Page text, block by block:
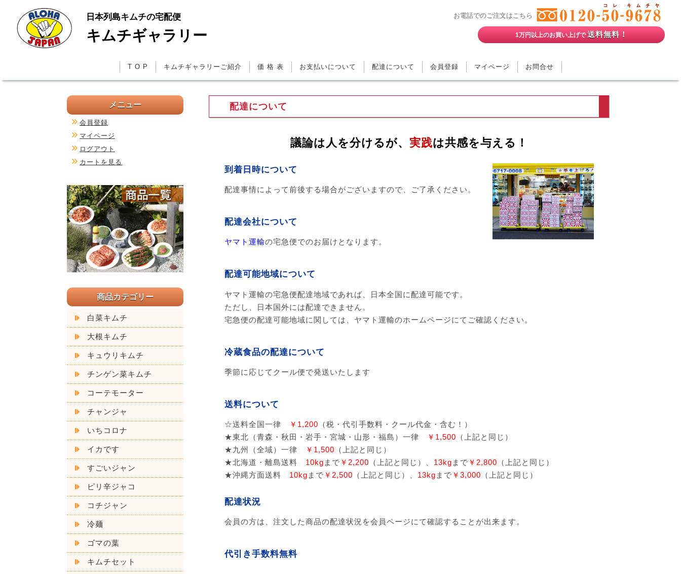
日本列島キムチの宅配便
キムチギャラリー
お電話でのご注文はこちら
1万円以上のお買い上げで送料無料！
T O P キムチギャラリーご紹介 価 格 表 お支払いについて 配達について 会員登録 マイページ お問合せ
配達について
議論は人を分けるが、 実践は共感を与える！
到着日時について
配達事情によって前後する場合がございますので、ご了承ください。
配達会社について
ヤマト運輸の宅急便でのお届けとなります。
配達可能地域について
ヤマト運輸の宅急便配達地域であれば、日本全国に配達可能です。
ただし、日本国外には配達できません。
宅急便の配達可能地域に関しては、ヤマト運輸のホームページにてご確認ください。
冷蔵食品の配達について
季節に応じてクール便で発送いたします
送料について
☆送料全国一律 ￥1,200 （税・代引手数料・クール代金・含む！）
★東北（青森・秋田・岩手・宮城・山形・福島）一律
￥1,500 （上記と同じ）
★九州（全域）一律
￥1,500 （上記と同じ）
★北海道・離島送料 10kg まで ￥2,200 （上記と同じ）、 13kg まで ￥2,800 （上記と同じ）
★沖縄方面送料 10kg まで ￥2,500 （上記と同じ）、 13kg まで ￥3,000 （上記と同じ）
配達状況
会員の方は、注文した商品の配達状況を会員ページにて確認することが出来ます。
代引き手数料無料
メニュー
会員登録
マイページ
ログアウト
カートを見る
商品カテゴリー
白菜キムチ
大根キムチ
キュウリキムチ
チンゲン菜キムチ
コーテモーター
チャンジャ
いちコロナ
イカです
すごいジャン
ピリ辛ジャコ
コチジャン
冷麺
ゴマの葉
キムチセット